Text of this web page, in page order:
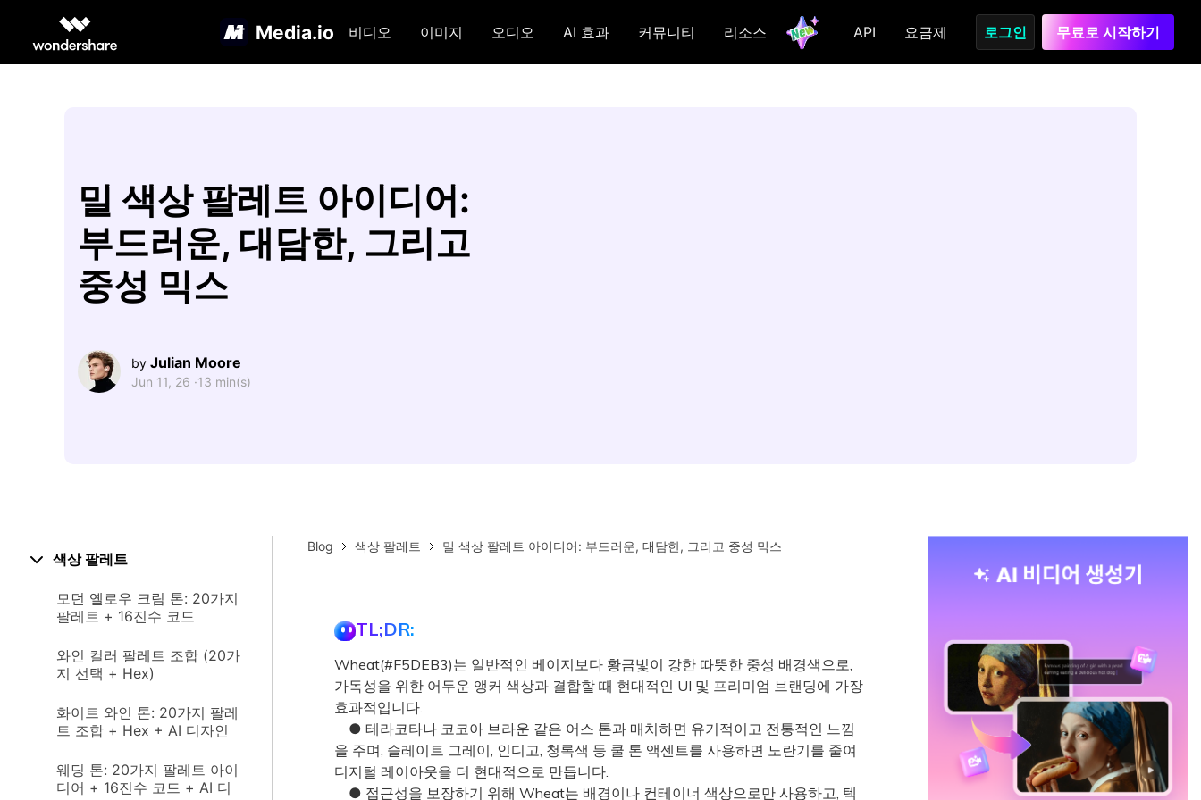
Media.io 비디오 이미지 오디오 AI 효과 커뮤니티 리소스 API 요금제 로그인 무료로 시작하기
밀 색상 팔레트 아이디어:
부드러운, 대담한, 그리고
중성 믹스
by Julian Moore
Jun 11, 26 ·13 min(s)
색상 팔레트
모던 옐로우 크림 톤: 20가지
팔레트 + 16진수 코드
와인 컬러 팔레트 조합 (20가
지 선택 + Hex)
화이트 와인 톤: 20가지 팔레
트 조합 + Hex + AI 디자인
웨딩 톤: 20가지 팔레트 아이
디어 + 16진수 코드 + AI 디
Blog 색상 팔레트 밀 색상 팔레트 아이디어: 부드러운, 대담한, 그리고 중성 믹스
TL;DR:
Wheat(#F5DEB3)는 일반적인 베이지보다 황금빛이 강한 따뜻한 중성 배경색으로,
가독성을 위한 어두운 앵커 색상과 결합할 때 현대적인 UI 및 프리미엄 브랜딩에 가장
효과적입니다.
● 테라코타나 코코아 브라운 같은 어스 톤과 매치하면 유기적이고 전통적인 느낌
을 주며, 슬레이트 그레이, 인디고, 청록색 등 쿨 톤 액센트를 사용하면 노란기를 줄여
디지털 레이아웃을 더 현대적으로 만듭니다.
● 접근성을 보장하기 위해 Wheat는 배경이나 컨테이너 색상으로만 사용하고, 텍